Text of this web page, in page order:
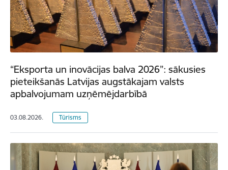
“Eksporta un inovācijas balva 2026”: sākusies
pieteikšanās Latvijas augstākajam valsts
apbalvojumam uzņēmējdarbībā
03.08.2026. Tūrisms